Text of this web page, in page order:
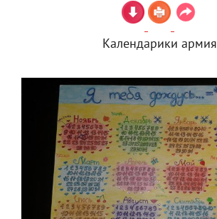
Календарики армия